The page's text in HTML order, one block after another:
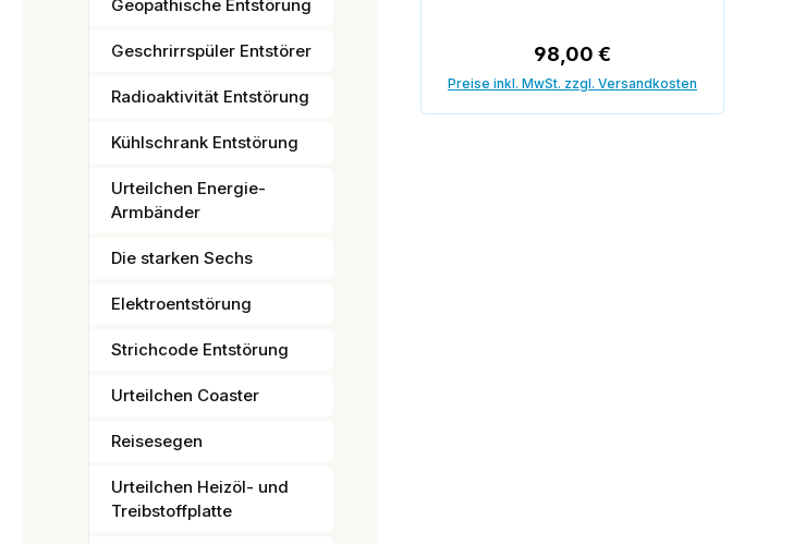
Geopathische Entstörung
Geschrirrspüler Entstörer
Radioaktivität Entstörung
Kühlschrank Entstörung
Urteilchen Energie-
Armbänder
Die starken Sechs
Elektroentstörung
Strichcode Entstörung
Urteilchen Coaster
Reisesegen
Urteilchen Heizöl- und
Treibstoffplatte
Regulärer Preis:
98,00 €
Preise inkl. MwSt. zzgl. Versandkosten